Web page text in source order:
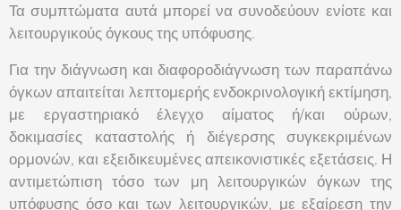
Τα συμπτώματα αυτά μπορεί να συνοδεύουν ενίοτε και
λειτουργικούς όγκους της υπόφυσης.
Για την διάγνωση και διαφοροδιάγνωση των παραπάνω
όγκων απαιτείται λεπτομερής ενδοκρινολογική εκτίμηση,
με εργαστηριακό έλεγχο αίματος ή/και ούρων,
δοκιμασίες καταστολής ή διέγερσης συγκεκριμένων
ορμονών, και εξειδικευμένες απεικονιστικές εξετάσεις. Η
αντιμετώπιση τόσο των μη λειτουργικών όγκων της
υπόφυσης όσο και των λειτουργικών, με εξαίρεση την